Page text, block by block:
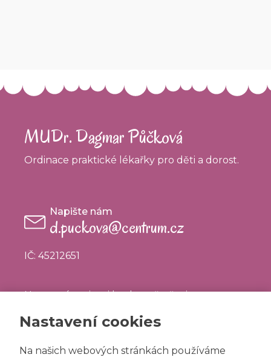
MUDr. Dagmar Půčková
Ordinace praktické lékařky pro děti a dorost.
Napište nám
d.puckova@centrum.cz
IČ: 45212651
Nemocní pacienti budou ošetřeni po
kapacity zdravotnického zařízení.
Nastavení cookies
Na našich webových stránkách používáme